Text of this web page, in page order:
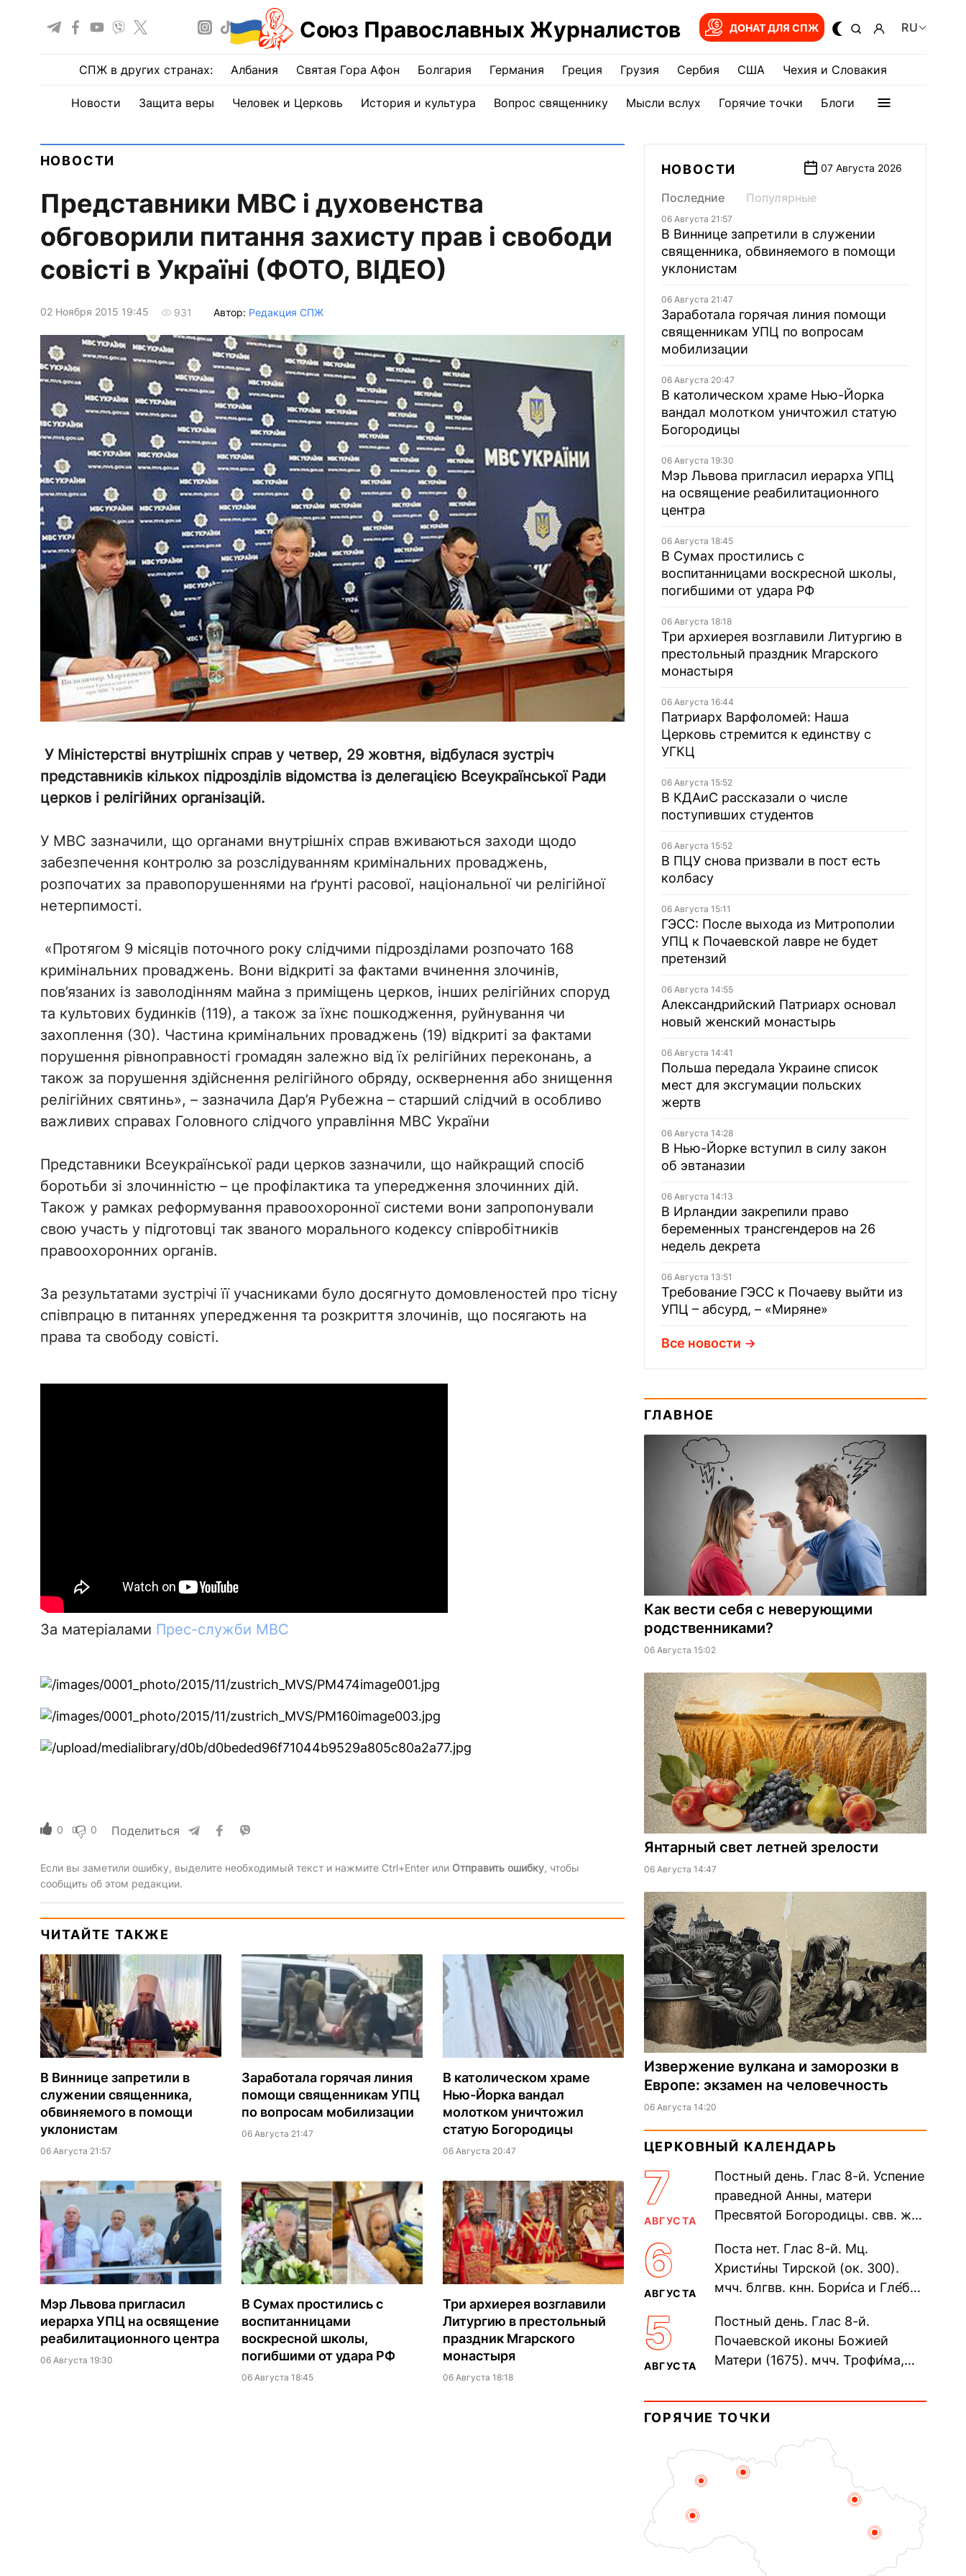
Союз Православных Журналистов ДОНАТ ДЛЯ СПЖ RU
СПЖ в других странах: Албания Святая Гора Афон Болгария Германия Греция Грузия Сербия США Чехия и Словакия
Новости Защита веры Человек и Церковь История и культура Вопрос священнику Мысли вслух Горячие точки Блоги
НОВОСТИ
Представники МВС і духовенства
обговорили питання захисту прав і свободи
совісті в Україні (ФОТО, ВІДЕО)
02 Ноября 2015 19:45 931 Автор: Редакция СПЖ
У Міністерстві внутрішніх справ у четвер, 29 жовтня, відбулася зустріч
представників кількох підрозділів відомства із делегацією Всеукраїнської Ради
церков і релігійних організацій.
У МВС зазначили, що органами внутрішніх справ вживаються заходи щодо
забезпечення контролю за розслідуванням кримінальних проваджень,
розпочатих за правопорушеннями на ґрунті расової, національної чи релігійної
нетерпимості.
«Протягом 9 місяців поточного року слідчими підрозділами розпочато 168
кримінальних проваджень. Вони відкриті за фактами вчинення злочинів,
пов’язаних із заволодінням майна з приміщень церков, інших релігійних споруд
та культових будинків (119), а також за їхнє пошкодження, руйнування чи
захоплення (30). Частина кримінальних проваджень (19) відкриті за фактами
порушення рівноправності громадян залежно від їх релігійних переконань, а
також за порушення здійснення релігійного обряду, осквернення або знищення
релігійних святинь», – зазначила Дар’я Рубежна – старший слідчий в особливо
важливих справах Головного слідчого управління МВС України
Представники Всеукраїнської ради церков зазначили, що найкращий спосіб
боротьби зі злочинністю – це профілактика та упередження злочинних дій.
Також у рамках реформування правоохоронної системи вони запропонували
свою участь у підготовці так званого морального кодексу співробітників
правоохоронних органів.
За результатами зустрічі її учасниками було досягнуто домовленостей про тісну
співпрацю в питаннях упередження та розкриття злочинів, що посягають на
права та свободу совісті.
За матеріалами Прес-служби МВС
0 0 Поделиться
Если вы заметили ошибку, выделите необходимый текст и нажмите Ctrl+Enter или Отправить ошибку, чтобы
сообщить об этом редакции.
ЧИТАЙТЕ ТАКЖЕ
В Виннице запретили в
служении священника,
обвиняемого в помощи
уклонистам
06 Августа 21:57
Заработала горячая линия
помощи священникам УПЦ
по вопросам мобилизации
06 Августа 21:47
В католическом храме
Нью-Йорка вандал
молотком уничтожил
статую Богородицы
06 Августа 20:47
Мэр Львова пригласил
иерарха УПЦ на освящение
реабилитационного центра
06 Августа 19:30
В Сумах простились с
воспитанницами
воскресной школы,
погибшими от удара РФ
06 Августа 18:45
Три архиерея возглавили
Литургию в престольный
праздник Мгарского
монастыря
06 Августа 18:18
НОВОСТИ 07 Августа 2026
Последние Популярные
06 Августа 21:57
В Виннице запретили в служении
священника, обвиняемого в помощи
уклонистам
06 Августа 21:47
Заработала горячая линия помощи
священникам УПЦ по вопросам
мобилизации
06 Августа 20:47
В католическом храме Нью-Йорка
вандал молотком уничтожил статую
Богородицы
06 Августа 19:30
Мэр Львова пригласил иерарха УПЦ
на освящение реабилитационного
центра
06 Августа 18:45
В Сумах простились с
воспитанницами воскресной школы,
погибшими от удара РФ
06 Августа 18:18
Три архиерея возглавили Литургию в
престольный праздник Мгарского
монастыря
06 Августа 16:44
Патриарх Варфоломей: Наша
Церковь стремится к единству с
УГКЦ
06 Августа 15:52
В КДАиС рассказали о числе
поступивших студентов
06 Августа 15:52
В ПЦУ снова призвали в пост есть
колбасу
06 Августа 15:11
ГЭСС: После выхода из Митрополии
УПЦ к Почаевской лавре не будет
претензий
06 Августа 14:55
Александрийский Патриарх основал
новый женский монастырь
06 Августа 14:41
Польша передала Украине список
мест для эксгумации польских
жертв
06 Августа 14:28
В Нью-Йорке вступил в силу закон
об эвтаназии
06 Августа 14:13
В Ирландии закрепили право
беременных трансгендеров на 26
недель декрета
06 Августа 13:51
Требование ГЭСС к Почаеву выйти из
УПЦ – абсурд, – «Миряне»
Все новости
ГЛАВНОЕ
Как вести себя с неверующими
родственниками?
06 Августа 15:02
Янтарный свет летней зрелости
06 Августа 14:47
Извержение вулкана и заморозки в
Европе: экзамен на человечность
06 Августа 14:20
ЦЕРКОВНЫЙ КАЛЕНДАРЬ
7
АВГУСТА
Постный день. Глас 8-й. Успение
праведной Анны, матери
Пресвятой Богородицы. свв. жен
прп. Евпракси́и девы,...
6
АВГУСТА
Поста нет. Глас 8-й. Мц.
Христи́ны Тирской (ок. 300).
мчч. блгвв. кнн. Бори́са и Гле́ба,
Дави́да (1015). Прп....
5
АВГУСТА
Постный день. Глас 8-й.
Почаевской иконы Божией
Матери (1675). мчч. Трофи́ма,
мучеников (284–305). прав.
воина Фео́дора...
ГОРЯЧИЕ ТОЧКИ